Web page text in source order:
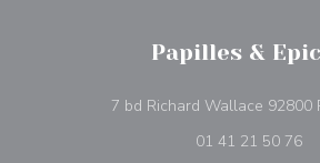
Papilles &
7 bd Richard Wallace 92800
01 41 21 50 76